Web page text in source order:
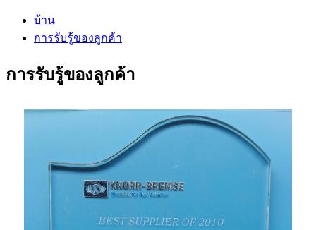
บ้าน
การรับรู้ของลูกค้า
การรับรู้ของลูกค้า